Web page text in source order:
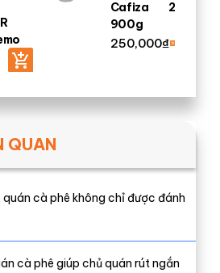
Cafiza 2
900g
250,000₫
QUAN
cà phê không chỉ được đánh
cà phê giúp chủ quán rút ngắn